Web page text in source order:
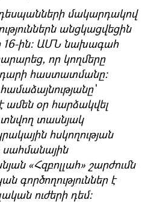
մակարդակով
անցկացվեցին
16-ին: ԱՄՆ նախագահ
որ կողմերը
հաստատմանը:
ամեն օր հարձակվել
տասնյակ
հսկողության
«Հզբոլլահ» շարժումն
է
ուժերի դեմ: